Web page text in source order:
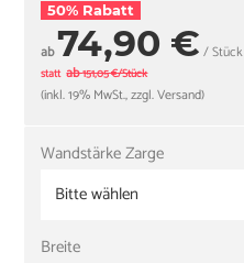
50% Rabatt
ab74,90 € / Stück
statt ab151,05 €/Stück
(inkl. 19% MwSt., zzgl. Versand)
Wandstärke Zarge
Bitte wählen
Breite